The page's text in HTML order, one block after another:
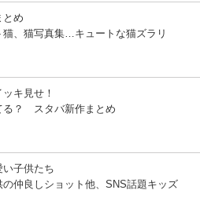
とめ
猫、猫写真集…キュートな猫ズラリ
キ見せ！
る？ スタバ新作まとめ
い子供たち
の仲良しショット他、SNS話題キッズ